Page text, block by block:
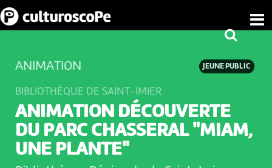
JEUNE PUBLIC
ANIMATION
BIBLIOTHÈQUE DE SAINT-IMIER
ANIMATION DÉCOUVERTE
DU PARC CHASSERAL "MIAM,
UNE PLANTE"